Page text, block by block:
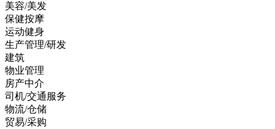
美容/美发
保健按摩
运动健身
生产管理/研发
建筑
物业管理
房产中介
司机/交通服务
物流/仓储
贸易/采购